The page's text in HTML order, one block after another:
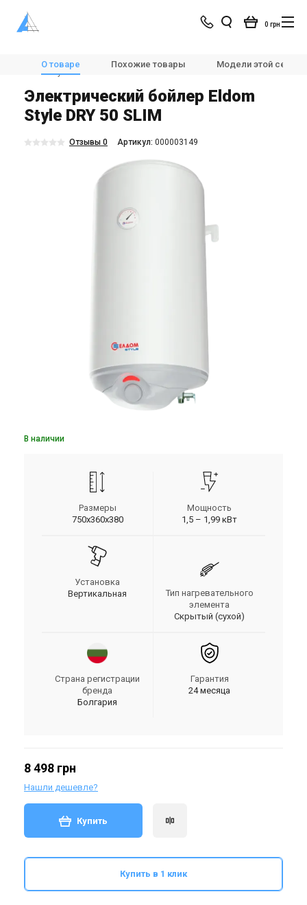
0 грн
Магазин Отопление
💧🌡️Бойлеры
О товаре Похожие товары Модели этой серии
Электрический бойлер Eldom
Style DRY 50 SLIM
Отзывы 0 Aртикул: 000003149
В наличии
Размеры
750x360x380
Мощность
1,5 – 1,99 кВт
Установка
Вертикальная
Тип нагревательного
элемента
Скрытый (сухой)
Страна регистрации
бренда
Болгария
Гарантия
24 месяца
8 498 грн
Нашли дешевле?
Купить
Купить в 1 клик